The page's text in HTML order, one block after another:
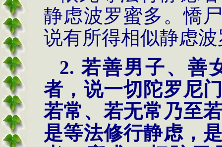
静虑波罗蜜多。憍
说有所得相似静虑
2. 若善男子、善
者，说一切陀罗尼
若常、若无常乃至
是等法修行静虑，